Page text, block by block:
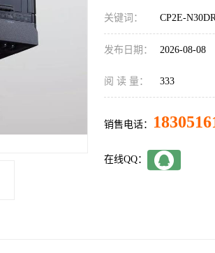
关键词： CP2E-
发布日期： 2026-08-08
阅 读 量： 333
销售电话：
在线QQ：